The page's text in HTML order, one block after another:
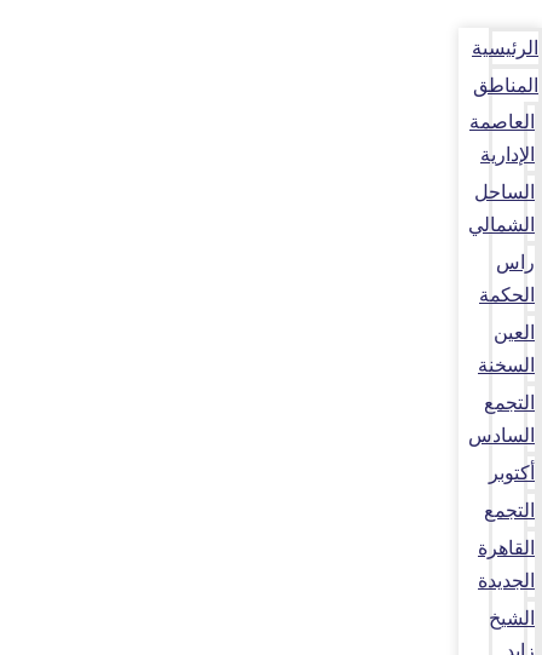
الرئيسية
المناطق
العاصمة
الإدارية
الساحل
الشمالي
راس
الحكمة
العين
السخنة
التجمع
السادس
أكتوبر
التجمع
القاهرة
الجديدة
الشيخ